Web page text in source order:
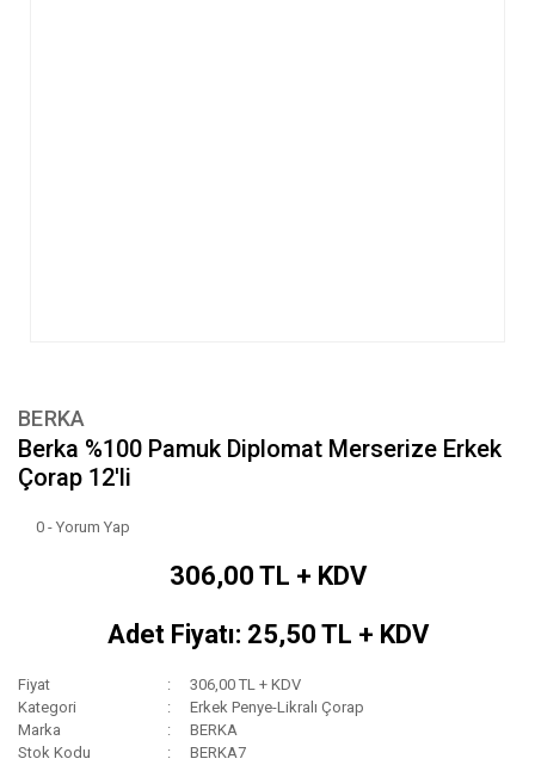
BERKA
Berka %100 Pamuk Diplomat Merserize Erkek
Çorap 12'li
0 - Yorum Yap
306,00 TL + KDV
Adet Fiyatı: 25,50 TL + KDV
Fiyat
306,00 TL + KDV
Kategori
Erkek Penye-Likralı Çorap
Marka
BERKA
Stok Kodu
BERKA7